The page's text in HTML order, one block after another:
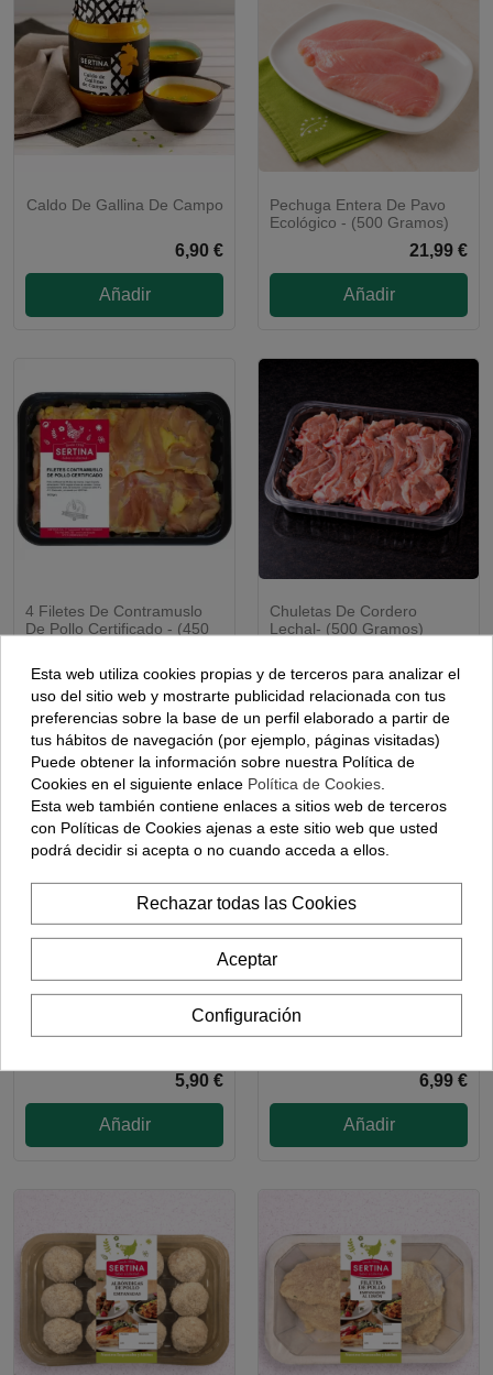
Caldo De Gallina De Campo
6,90 €
Añadir
Pechuga Entera De Pavo
Ecológico - (500 Gramos)
21,99 €
Añadir
4 Filetes De Contramuslo
De Pollo Certificado - (450
7,20 €
Añadir
ENVÍO 48H
Chuletas De Cordero
Lechal- (500 Gramos)
23,30 €
Añadir
Entresijos De Cordero -
5,90 €
Añadir
Filetes Rusos De Pollo
6,99 €
Añadir
Esta web utiliza cookies propias y de terceros para analizar el
uso del sitio web y mostrarte publicidad relacionada con tus
preferencias sobre la base de un perfil elaborado a partir de
tus hábitos de navegación (por ejemplo, páginas visitadas)
Puede obtener la información sobre nuestra Política de
Cookies en el siguiente enlace Política de Cookies
Esta web también contiene enlaces a sitios web de terceros
con Políticas de Cookies ajenas a este sitio web que usted
podrá decidir si acepta o no cuando acceda a ellos.
Rechazar todas las Cookies
Aceptar
Configuración